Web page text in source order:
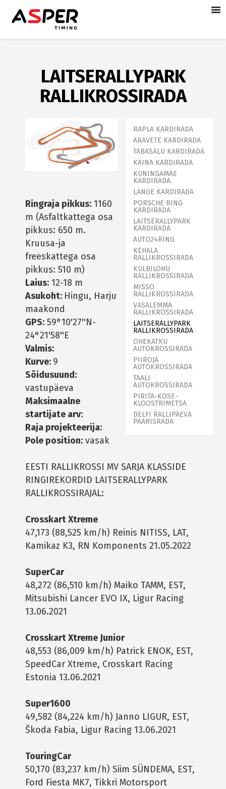
LAITSERALLYPARK
RALLIKROSSIRADA
RAPLA KARDIRADA
ARAVETE KARDIRADA
TABASALU KARDIRADA
KÄINA KARDIRADA
KUNINGAMÄE
KARDIRADA
LANGE KARDIRADA
PORSCHE RING
KARDIRADA
LAITSERALLYPARK
KARDIRADA
AUTO24RING
KEHALA
RALLIKROSSIRADA
KULBILOHU
RALLIKROSSIRADA
MISSO
RALLIKROSSIRADA
VASALEMMA
RALLIKROSSIRADA
LAITSERALLYPARK
RALLIKROSSIRADA
OHEKATKU
AUTOKROSSIRADA
PIIROJA
AUTOKROSSIRADA
TAALI
AUTOKROSSIRADA
PIRITA-KOSE-
KLOOSTRIMETSA
DELFI RALLIPÄEVA
PAARISRADA
Ringraja pikkus: 1160
m (Asfaltkattega osa
pikkus: 650 m.
Kruusa-ja
freeskattega osa
pikkus: 510 m)
Laius: 12-18 m
Asukoht: Hingu, Harju
maakond
GPS: 59°10'27''N-
24°21'58''E
Valmis:
Kurve: 9
Sõidusuund:
vastupäeva
Maksimaalne
startijate arv:
Raja projekteerija:
Pole position: vasak
EESTI RALLIKROSSI MV SARJA KLASSIDE
RINGIREKORDID LAITSERALLYPARK
RALLIKROSSIRAJAL:
Crosskart Xtreme
47,173 (88,525 km/h) Reinis NITISS, LAT,
Kamikaz K3, RN Komponents 21.05.2022
SuperCar
48,272 (86,510 km/h) Maiko TAMM, EST,
Mitsubishi Lancer EVO IX, Ligur Racing
13.06.2021
Crosskart Xtreme Junior
48,553 (86,009 km/h) Patrick ENOK, EST,
SpeedCar Xtreme, Crosskart Racing
Estonia 13.06.2021
Super1600
49,582 (84,224 km/h) Janno LIGUR, EST,
Škoda Fabia, Ligur Racing 13.06.2021
TouringCar
50,170 (83,237 km/h) Siim SÜNDEMA, EST,
Ford Fiesta MK7, Tikkri Motorsport